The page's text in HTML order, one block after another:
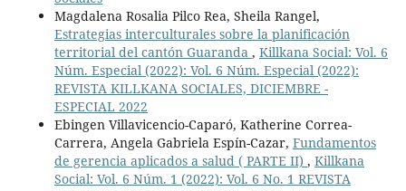
Magdalena Rosalia Pilco Rea, Sheila Rangel,
Estrategias interculturales sobre la planificación
territorial del cantón Guaranda , Killkana Social: Vol. 6
Núm. Especial (2022): Vol. 6 Núm. Especial (2022):
REVISTA KILLKANA SOCIALES, DICIEMBRE -
ESPECIAL 2022
Ebingen Villavicencio-Caparó, Katherine Correa-
Carrera, Angela Gabriela Espín-Cazar, Fundamentos
de gerencia aplicados a salud ( PARTE II) , Killkana
Social: Vol. 6 Núm. 1 (2022): Vol. 6 No. 1 REVISTA